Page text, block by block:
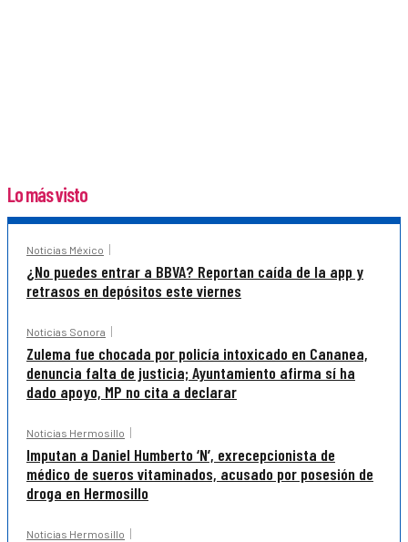
Lo más visto
Noticias México
¿No puedes entrar a BBVA? Reportan caída de la app y
retrasos en depósitos este viernes
Noticias Sonora
Zulema fue chocada por policía intoxicado en Cananea,
denuncia falta de justicia; Ayuntamiento afirma sí ha
dado apoyo, MP no cita a declarar
Noticias Hermosillo
Imputan a Daniel Humberto ‘N’, exrecepcionista de
médico de sueros vitaminados, acusado por posesión de
droga en Hermosillo
Noticias Hermosillo